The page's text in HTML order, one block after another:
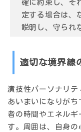
確に約束し、そ
定する場合は、
説明し、守られ
適切な境界線
演技性パーソナリテ
あいまいになりが
者の時間やエネル
す。周囲は、自身